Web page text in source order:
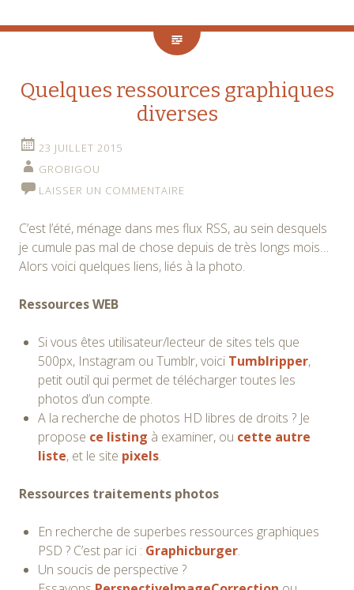
Quelques ressources graphiques
diverses
23 JUILLET 2015
GROBIGOU
LAISSER UN COMMENTAIRE
C’est l’été, ménage dans mes flux RSS, au sein desquels
je cumule pas mal de chose depuis de très longs mois…
Alors voici quelques liens, liés à la photo.
Ressources WEB
Si vous êtes utilisateur/lecteur de sites tels que
500px, Instagram ou Tumblr, voici Tumblripper,
petit outil qui permet de télécharger toutes les
photos d’un compte.
A la recherche de photos HD libres de droits ? Je
propose ce listing à examiner, ou cette autre
liste, et le site pixels.
Ressources traitements photos
En recherche de superbes ressources graphiques
PSD ? C’est par ici : Graphicburger.
Un soucis de perspective ?